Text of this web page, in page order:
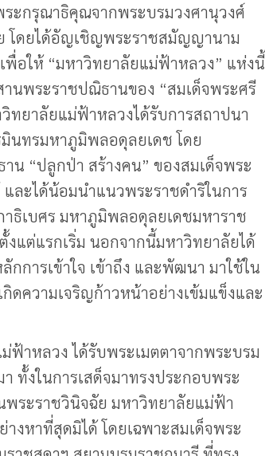
ะกรุณาธิคุณจากพระบรมวงศานุวงศ์
โดยได้อัญเชิญพระราชสมัญญานาม
อให้ “มหาวิทยาลัยแม่ฟ้าหลวง” แห่งนี้
นพระราชปณิธานของ “สมเด็จพระศรี
ทยาลัยแม่ฟ้าหลวงได้รับการสถาปนา
นทรมหาภูมิพลอดุลยเดช โดย
“ปลูกป่า สร้างคน” ของสมเด็จพระ
ละได้น้อมนำแนวพระราชดำริในการ
ธิเบศร มหาภูมิพลอดุลยเดชมหาราช
แต่แรกเริ่ม นอกจากนี้มหาวิทยาลัยได้
การเข้าใจ เข้าถึง และพัฒนา มาใช้ใน
ดความเจริญก้าวหน้าอย่างเข้มแข็งและ
ฟ้าหลวง ได้รับพระเมตตาจากพระบรม
ทั้งในการเสด็จมาทรงประกอบพระ
ระราชวินิจฉัย มหาวิทยาลัยแม่ฟ้า
หาที่สุดมิได้ โดยเฉพาะสมเด็จพระ